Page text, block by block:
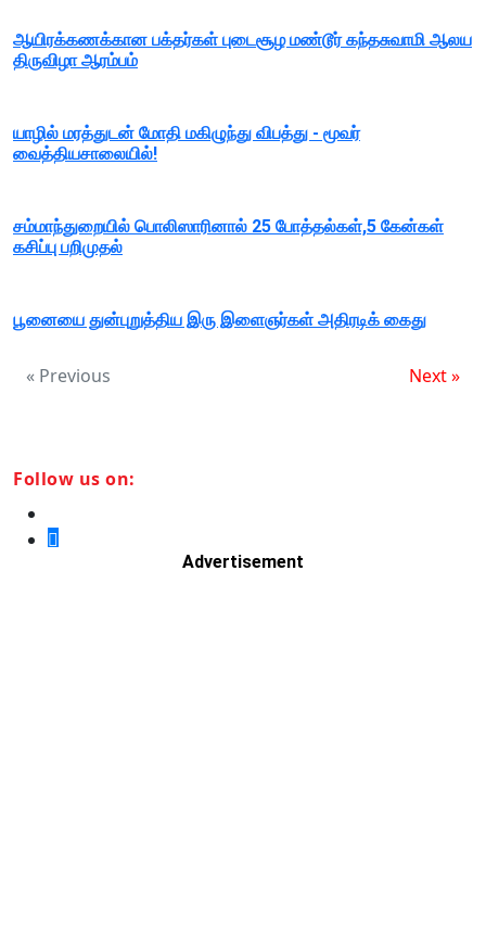
ஆயிரக்கணக்கான பக்தர்கள் புடைசூழ மண்டூர் கந்தசுவாமி ஆலய
திருவிழா ஆரம்பம்
யாழில் மரத்துடன் மோதி மகிழுந்து விபத்து - மூவர்
வைத்தியசாலையில்!
சம்மாந்துறையில் பொலிஸாரினால் 25 போத்தல்கள்,5 கேன்கள்
கசிப்பு பறிமுதல்
பூனையை துன்புறுத்திய இரு இளைஞர்கள் அதிரடிக் கைது
« Previous Next »
Follow us on:
Advertisement